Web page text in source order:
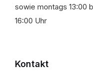
sowie montags 13:00
16:00 Uhr
Kontakt